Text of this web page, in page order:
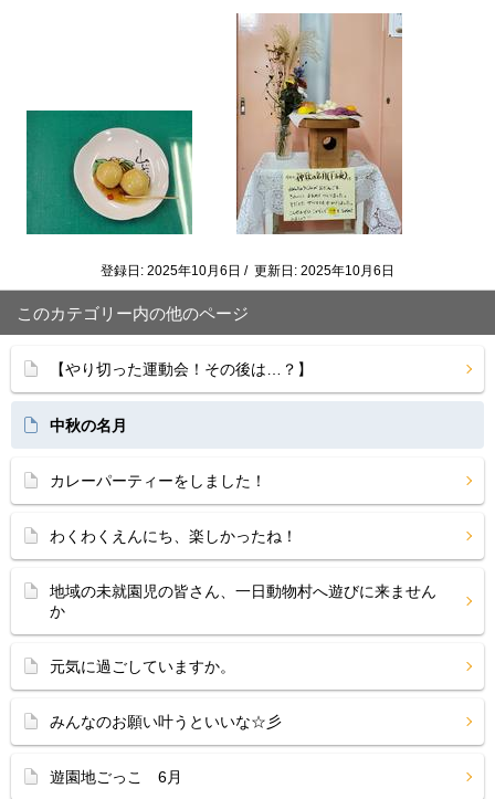
登録日: 2025年10月6日 / 更新日: 2025年10月6日
このカテゴリー内の他のページ
【やり切った運動会！その後は…？】
中秋の名月
カレーパーティーをしました！
わくわくえんにち、楽しかったね！
地域の未就園児の皆さん、一日動物村へ遊びに来ません
か
元気に過ごしていますか。
みんなのお願い叶うといいな☆彡
遊園地ごっこ 6月